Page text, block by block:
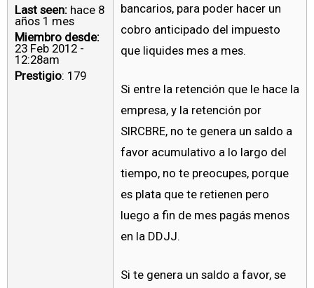
Last seen: hace 8
años 1 mes
Miembro desde:
23 Feb 2012 -
12:28am
Prestigio: 179
bancarios, para poder hacer un
cobro anticipado del impuesto
que liquides mes a mes.
Si entre la retención que le hace la
empresa, y la retención por
SIRCBRE, no te genera un saldo a
favor acumulativo a lo largo del
tiempo, no te preocupes, porque
es plata que te retienen pero
luego a fin de mes pagás menos
en la DDJJ.
Si te genera un saldo a favor, se